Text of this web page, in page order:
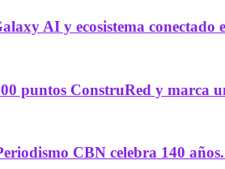
AI y ecosistema conectado
puntos ConstruRed y marca
CBN celebra 140